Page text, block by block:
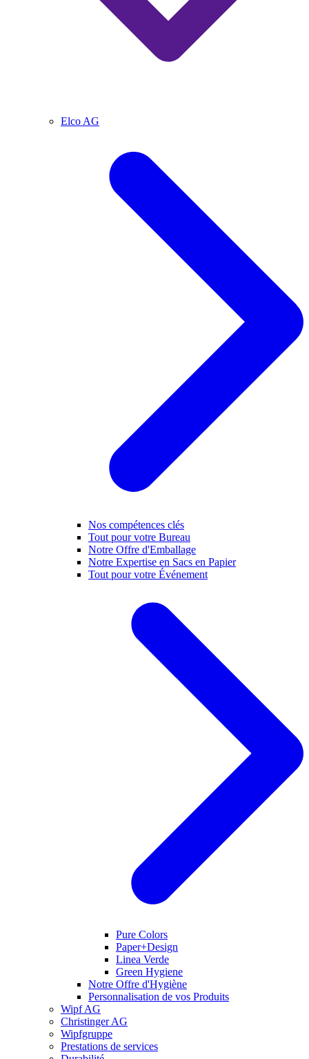
Elco AG
Nos compétences clés
Tout pour votre Bureau
Notre Offre d'Emballage
Notre Expertise en Sacs en Papier
Tout pour votre Événement
Pure Colors
Paper+Design
Linea Verde
Green Hygiene
Notre Offre d'Hygiène
Personnalisation de vos Produits
Wipf AG
Christinger AG
Wipfgruppe
Prestations de services